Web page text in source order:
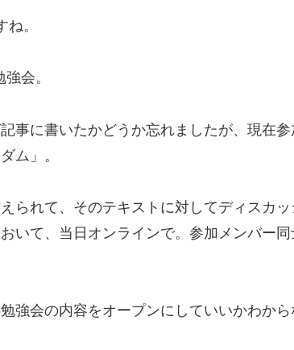
。
会。
事に書いたかどうか忘れましたが、現在
ム」。
られて、そのテキストに対してディスカ
いて、当日オンラインで。参加メンバー
強会の内容をオープンにしていいかわか